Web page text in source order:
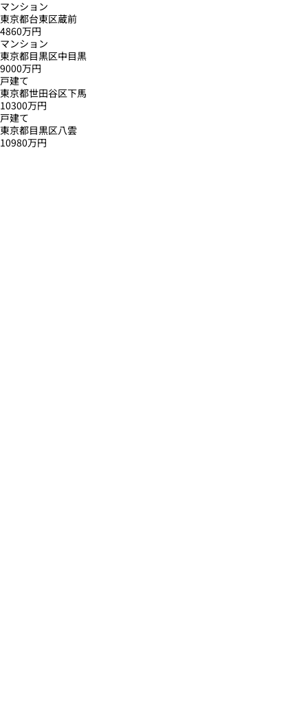
マンション
東京都台東区蔵前
4860万円
マンション
東京都目黒区中目黒
9000万円
戸建て
東京都世田谷区下馬
10300万円
戸建て
東京都目黒区八雲
10980万円